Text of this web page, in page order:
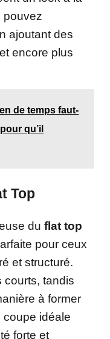
pouvez
ajoutant des
encore plus
de temps faut-
qu’il
Top
du flat top
pour ceux
et structuré.
courts, tandis
à former
coupe idéale
forte et